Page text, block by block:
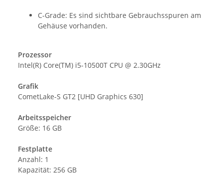
C-Grade: Es sind sichtbare Gebrauchsspuren am
Gehäuse vorhanden.
Prozessor
Intel(R) Core(TM) i5-10500T CPU @ 2.30GHz
Grafik
CometLake-S GT2 [UHD Graphics 630]
Arbeitsspeicher
Größe: 16 GB
Festplatte
Anzahl: 1
Kapazität: 256 GB